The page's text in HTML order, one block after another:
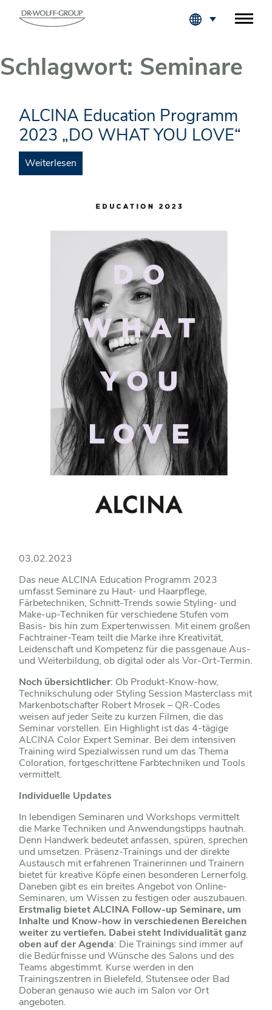
Schlagwort: Seminare
ALCINA Education Programm
2023 „DO WHAT YOU LOVE“
Weiterlesen
03.02.2023
Das neue ALCINA Education Programm 2023
umfasst Seminare zu Haut- und Haarpflege,
Färbetechniken, Schnitt-Trends sowie Styling- und
Make-up-Techniken für verschiedene Stufen vom
Basis- bis hin zum Expertenwissen. Mit einem großen
Fachtrainer-Team teilt die Marke ihre Kreativität,
Leidenschaft und Kompetenz für die passgenaue Aus-
und Weiterbildung, ob digital oder als Vor-Ort-Termin.
Noch übersichtlicher: Ob Produkt-Know-how,
Technikschulung oder Styling Session Masterclass mit
Markenbotschafter Robert Mrosek – QR-Codes
weisen auf jeder Seite zu kurzen Filmen, die das
Seminar vorstellen. Ein Highlight ist das 4-tägige
ALCINA Color Expert Seminar. Bei dem intensiven
Training wird Spezialwissen rund um das Thema
Coloration, fortgeschrittene Farbtechniken und Tools
vermittelt.
Individuelle Updates
In lebendigen Seminaren und Workshops vermittelt
die Marke Techniken und Anwendungstipps hautnah.
Denn Handwerk bedeutet anfassen, spüren, sprechen
und umsetzen. Präsenz-Trainings und der direkte
Austausch mit erfahrenen Trainerinnen und Trainern
bietet für kreative Köpfe einen besonderen Lernerfolg.
Daneben gibt es ein breites Angebot von Online-
Seminaren, um Wissen zu festigen oder auszubauen.
Erstmalig bietet ALCINA Follow-up Seminare, um
Inhalte und Know-how in verschiedenen Bereichen
weiter zu vertiefen. Dabei steht Individualität ganz
oben auf der Agenda: Die Trainings sind immer auf
die Bedürfnisse und Wünsche des Salons und des
Teams abgestimmt. Kurse werden in den
Trainingszentren in Bielefeld, Stutensee oder Bad
Doberan genauso wie auch im Salon vor Ort
angeboten.